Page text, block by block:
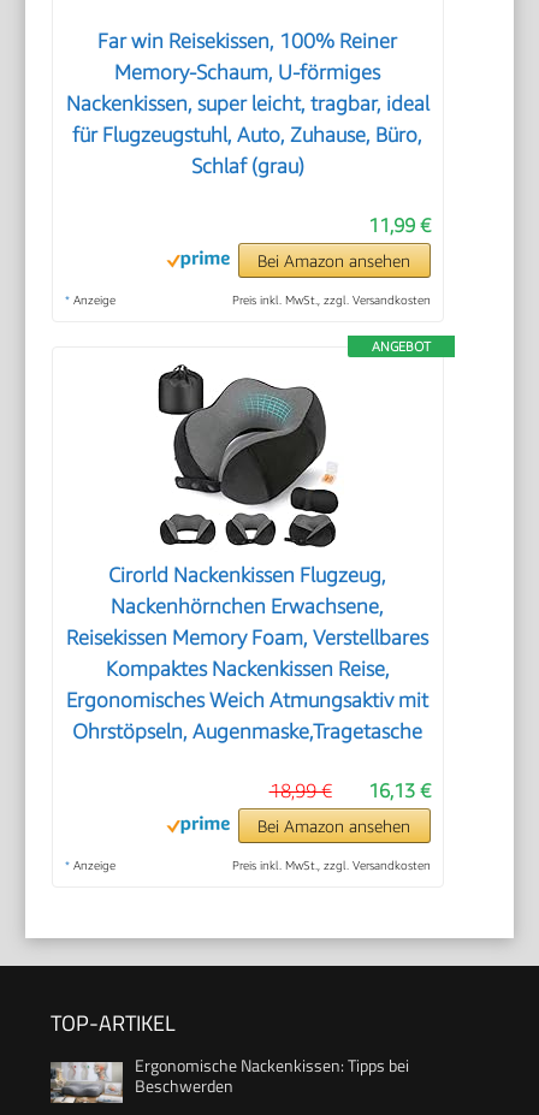
Far win Reisekissen, 100% Reiner
Memory-Schaum, U-förmiges
Nackenkissen, super leicht, tragbar, ideal
für Flugzeugstuhl, Auto, Zuhause, Büro,
Schlaf (grau)
11,99 €
Bei Amazon ansehen
* Anzeige Preis inkl. MwSt., zzgl. Versandkosten
ANGEBOT
Cirorld Nackenkissen Flugzeug,
Nackenhörnchen Erwachsene,
Reisekissen Memory Foam, Verstellbares
Kompaktes Nackenkissen Reise,
Ergonomisches Weich Atmungsaktiv mit
Ohrstöpseln, Augenmaske,Tragetasche
16,13 €
18,99 €
Bei Amazon ansehen
* Anzeige Preis inkl. MwSt., zzgl. Versandkosten
TOP-ARTIKEL
Ergonomische Nackenkissen: Tipps bei
Beschwerden